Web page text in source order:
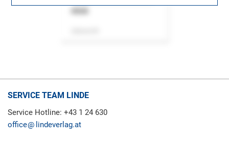
SERVICE TEAM LINDE
Service Hotline: +43 1 24 630
office
lindeverlag.at